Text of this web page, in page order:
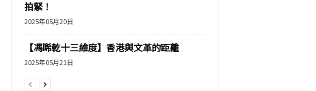
拍緊！
2025年05月20日
【馮睎乾十三維度】香港與文革的距離
2025年05月21日